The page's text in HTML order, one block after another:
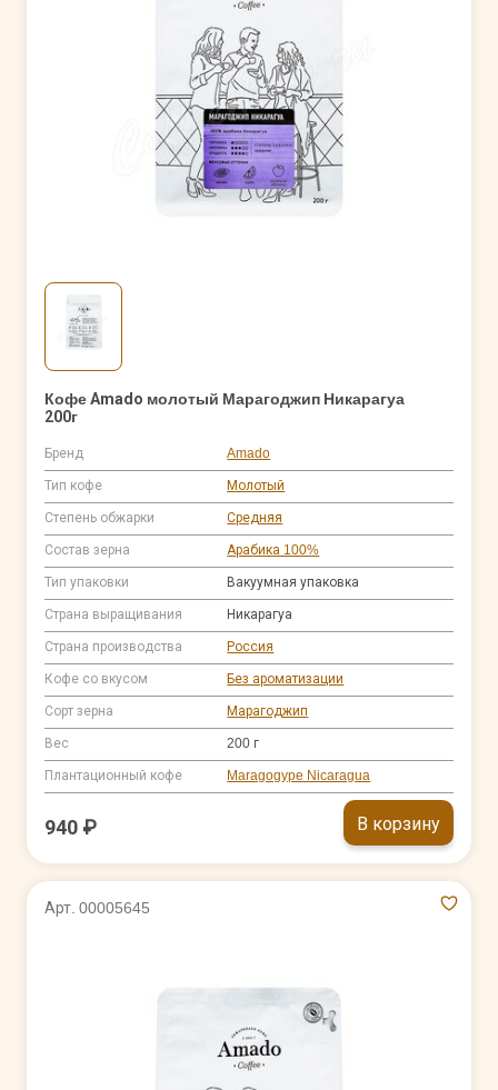
Кофе Amado молотый Марагоджип Никарагуа
200г
Бренд Amado
Тип кофе Молотый
Степень обжарки Средняя
Состав зерна Арабика 100%
Тип упаковки Вакуумная упаковка
Страна выращивания Никарагуа
Страна производства Россия
Кофе со вкусом Без ароматизации
Сорт зерна Марагоджип
Вес 200 г
Плантационный кофе Maragogype Nicaragua
940 ₽ В корзину
Арт. 00005645